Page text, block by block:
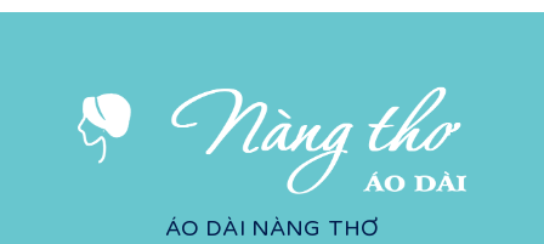
ÁO DÀI NÀNG THƠ